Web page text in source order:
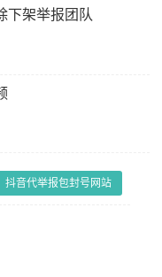
下架举报团队
抖音代举报包封号网站